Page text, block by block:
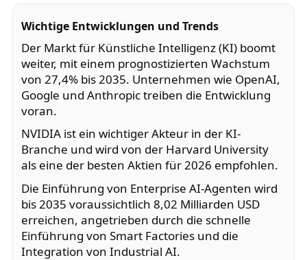
Wichtige Entwicklungen und Trends
Der Markt für Künstliche Intelligenz (KI) boomt
weiter, mit einem prognostizierten Wachstum
von 27,4% bis 2035. Unternehmen wie OpenAI,
Google und Anthropic treiben die Entwicklung
voran.
NVIDIA ist ein wichtiger Akteur in der KI-
Branche und wird von der Harvard University
als eine der besten Aktien für 2026 empfohlen.
Die Einführung von Enterprise AI-Agenten wird
bis 2035 voraussichtlich 8,02 Milliarden USD
erreichen, angetrieben durch die schnelle
Einführung von Smart Factories und die
Integration von Industrial AI.